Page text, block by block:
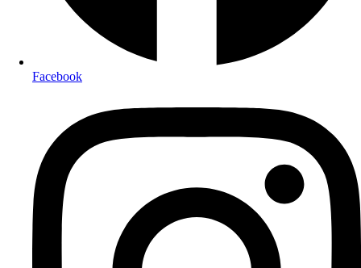
Facebook